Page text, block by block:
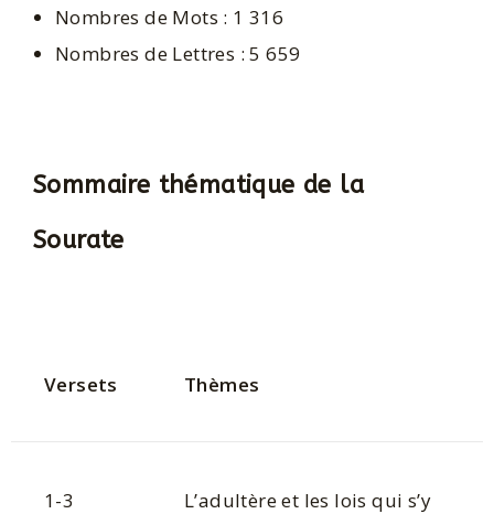
Nombres de Mots : 1 316
Nombres de Lettres : 5 659
Sommaire thématique de la
Sourate
Versets Thèmes
1-3
L’adultère et les lois qui s’y